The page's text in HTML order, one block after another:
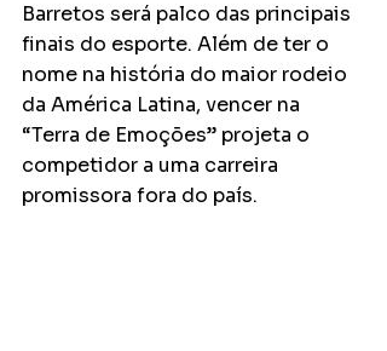
Barretos será palco das principais
finais do esporte. Além de ter o
nome na história do maior rodeio
da América Latina, vencer na
“Terra de Emoções” projeta o
competidor a uma carreira
promissora fora do país.